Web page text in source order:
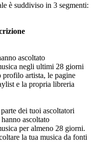
è suddiviso in 3 segmenti:
ascoltato
negli ultimi 28 giorni
artista, le pagine
e la propria libreria
dei tuoi ascoltatori
ascoltato
per almeno 28 giorni.
la tua musica da fonti